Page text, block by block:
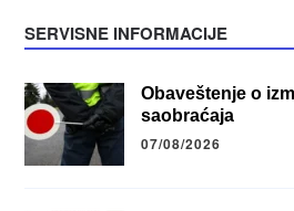
SERVISNE INFORMACIJE
Obaveštenje o
saobraćaja
07/08/2026